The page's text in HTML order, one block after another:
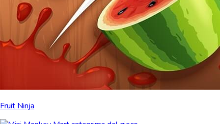
Fruit Ninja